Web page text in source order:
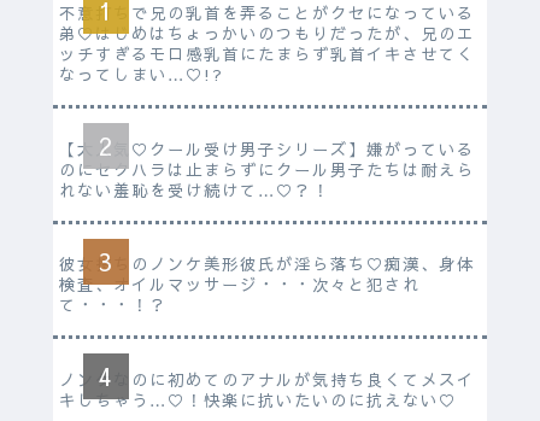
不意打ちで兄の乳首を弄ることがクセになっている
弟♡はじめはちょっかいのつもりだったが、兄のエ
ッチすぎるモロ感乳首にたまらず乳首イキさせてく
なってしまい…♡!?
【大人気♡クール受け男子シリーズ】嫌がっている
のにセクハラは止まらずにクール男子たちは耐えら
れない羞恥を受け続けて…♡？！
彼女持ちのノンケ美形彼氏が淫ら落ち♡痴漢、身体
検査、オイルマッサージ・・・次々と犯され
て・・・！？
ノンケなのに初めてのアナルが気持ち良くてメスイ
キしちゃう…♡！快楽に抗いたいのに抗えない♡